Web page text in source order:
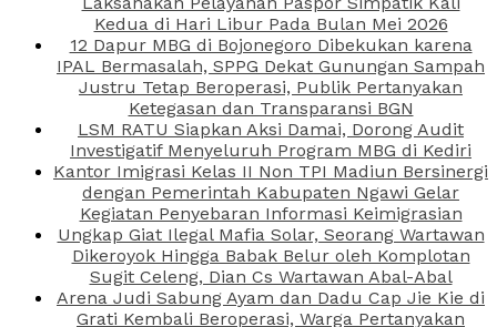
Kedua di Hari Libur Pada Bulan Mei 2026
12 Dapur MBG di Bojonegoro Dibekukan karena
IPAL Bermasalah, SPPG Dekat Gunungan Sampah
Justru Tetap Beroperasi, Publik Pertanyakan
Ketegasan dan Transparansi BGN
LSM RATU Siapkan Aksi Damai, Dorong Audit
Investigatif Menyeluruh Program MBG di Kediri
Kantor Imigrasi Kelas II Non TPI Madiun Bersinergi
dengan Pemerintah Kabupaten Ngawi Gelar
Kegiatan Penyebaran Informasi Keimigrasian
Ungkap Giat Ilegal Mafia Solar, Seorang Wartawan
Dikeroyok Hingga Babak Belur oleh Komplotan
Sugit Celeng, Dian Cs Wartawan Abal-Abal
Arena Judi Sabung Ayam dan Dadu Cap Jie Kie di
Grati Kembali Beroperasi, Warga Pertanyakan